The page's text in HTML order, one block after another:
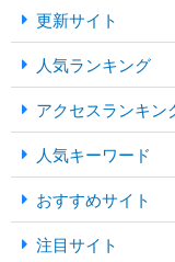
更新サイト
人気ランキング
アクセスランキン
人気キーワード
おすすめサイト
注目サイト